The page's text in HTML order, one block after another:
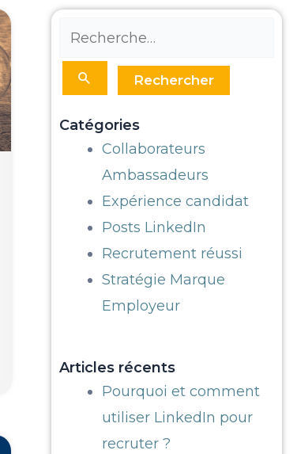
Rechercher :
Catégories
Collaborateurs
Ambassadeurs
Expérience candidat
Posts LinkedIn
Recrutement réussi
Stratégie Marque
Employeur
Articles récents
Pourquoi et comment
utiliser LinkedIn pour
recruter ?